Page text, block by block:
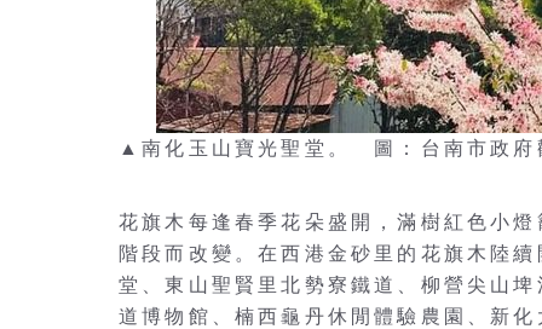
▲南化玉山寶光聖堂。 圖：台南市政府
花旗木每逢春季花朵盛開，滿樹紅色小
階段而改變。在西港金砂里的花旗木陸
堂、東山聖賢里北勢寮鐵道、柳營尖山
道博物館、楠西龜丹休閒體驗農園、新